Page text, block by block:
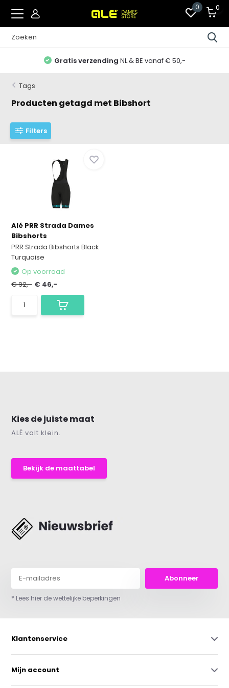
0 0
Gratis verzending NL & BE vanaf € 50,-
Tags
Producten getagd met Bibshort
Filters
Alé PRR Strada Dames
Bibshorts
PRR Strada Bibshorts Black
Turquoise
Op voorraad
€ 92,- € 46,-
Kies de juiste maat
ALÉ valt klein.
Bekijk de maattabel
Abonneer
* Lees hier de wettelijke beperkingen
Klantenservice
Mijn account